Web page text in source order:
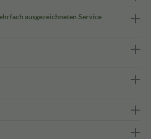
ausgezeichneten Service